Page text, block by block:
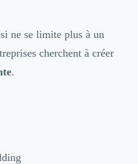
ne se limite plus à un
cherchent à créer
.